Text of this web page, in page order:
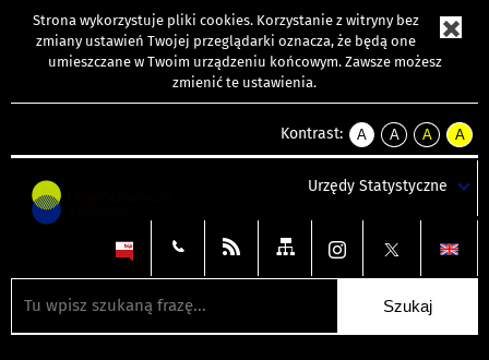
Strona wykorzystuje pliki cookies. Korzystanie z witryny bez
zmiany ustawień Twojej przeglądarki oznacza, że będą one
umieszczane w Twoim urządzeniu końcowym. Zawsze możesz
zmienić te ustawienia.
Kontrast:
A
kontrast
A
kontrast
tekst
czarnym
A
kontrast
tekst
czarnym
A
tekst
żółtym
Urzędy Statystyczne